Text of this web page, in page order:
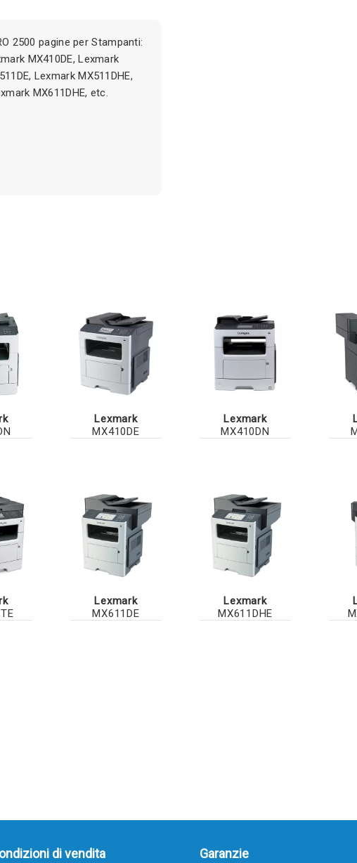
2500 pagine per Stampanti:
MX410DE, Lexmark
Lexmark MX511DHE,
MX611DHE, etc.
Lexmark
MX410DE
Lexmark
MX410DN
Lexmark
MX611DE
Lexmark
MX611DHE
di vendita Garanzie